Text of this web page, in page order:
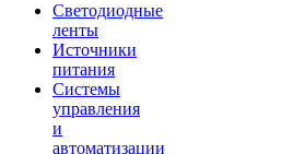
Светодиодные
ленты
Источники
питания
Системы
управления
и
автоматизации